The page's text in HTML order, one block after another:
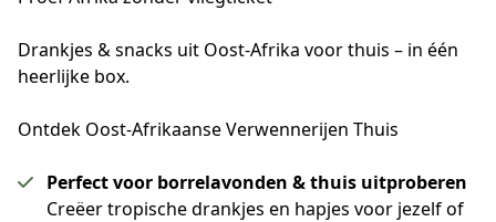
Drankjes & snacks uit Oost-Afrika voor thuis – in één
heerlijke box.
Ontdek Oost-Afrikaanse Verwennerijen Thuis
Perfect voor borrelavonden & thuis uitproberen
Creëer tropische drankjes en hapjes voor jezelf of